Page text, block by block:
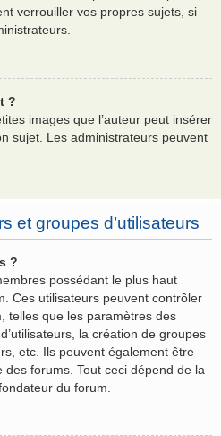
verrouiller vos propres sujets, si
?
images que l’auteur peut insérer
sujet. Les administrateurs peuvent
et groupes d’utilisateurs
?
possédant le plus haut
Ces utilisateurs peuvent contrôler
telles que les paramètres des
la création de groupes
etc. Ils peuvent également être
des forums. Tout ceci dépend de la
du forum.